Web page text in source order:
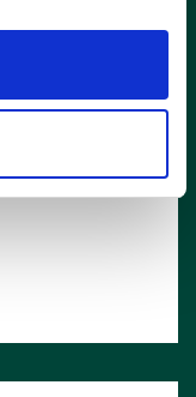
Citymesh
helpt om de
van
is de vaste